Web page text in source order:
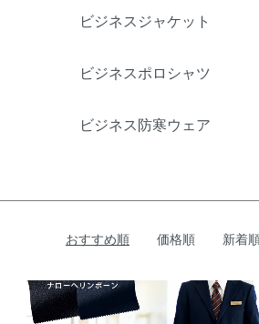
ビジネスジャケット
ビジネスポロシャツ
ビジネス防寒ウェア
おすすめ順 価格順 新着